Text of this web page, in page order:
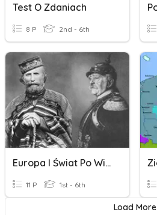
Test O Zdaniach
8 P 2nd - 6th
Europa I Świat Po Wiośnie Ludów
11 P 1st - 6th
Load More